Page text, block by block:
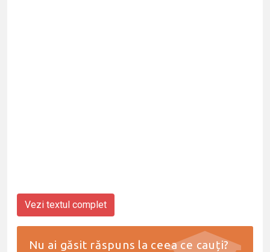
Vezi textul complet
Nu ai găsit răspuns la ceea ce cauți?